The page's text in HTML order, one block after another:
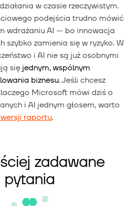
w czasie rzeczywistym.
podejścia trudno mówić
wdrażaniu AI — bo innowacja
szybko zamienia się w ryzyko. W
i AI nie są już osobnymi
się jednym, wspólnym
biznesu. Jeśli chcesz
Microsoft mówi dziś o
i AI jednym głosem, warto
wersji raportu.
zadawane
pytania